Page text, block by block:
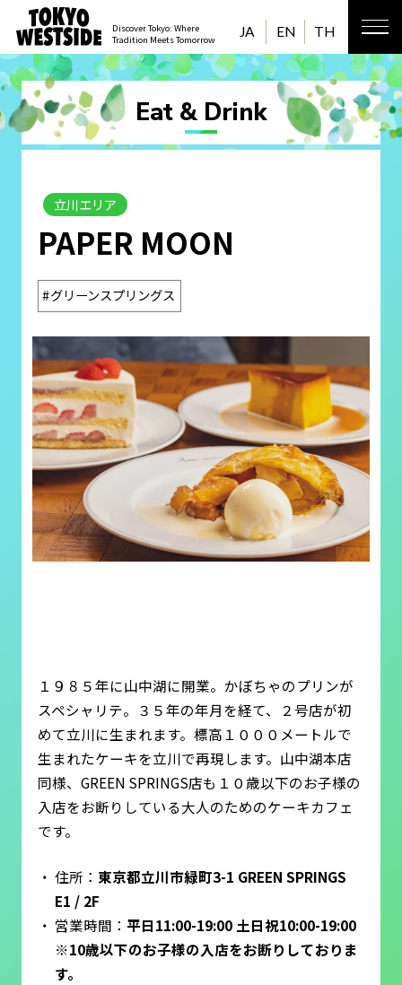
Discover Tokyo: Where
Tradition Meets Tomorrow
JA EN TH
Eat & Drink
立川エリア
PAPER MOON
グリーンスプリングス
１９８５年に山中湖に開業。かぼちゃのプリンが
スペシャリテ。３５年の年月を経て、２号店が初
めて立川に生まれます。標高１０００メートルで
生まれたケーキを立川で再現します。山中湖本店
同様、GREEN SPRINGS店も１０歳以下のお子様の
入店をお断りしている大人のためのケーキカフェ
です。
住所： 東京都立川市緑町3-1 GREEN SPRINGS
E1 / 2F
営業時間： 平日11:00-19:00 土日祝10:00-19:00
※10歳以下のお子様の入店をお断りしておりま
す。